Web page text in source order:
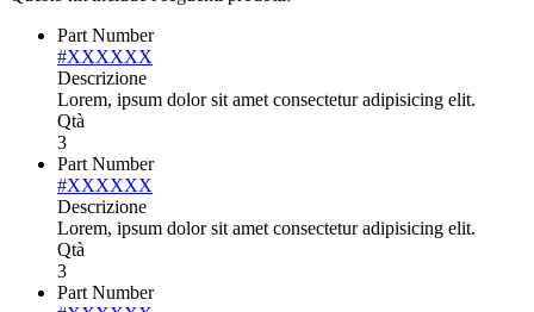
Part Number
#XXXXXX
Descrizione
Lorem, ipsum dolor sit amet consectetur adipisicing elit.
Qtà
3
Part Number
#XXXXXX
Descrizione
Lorem, ipsum dolor sit amet consectetur adipisicing elit.
Qtà
3
Part Number